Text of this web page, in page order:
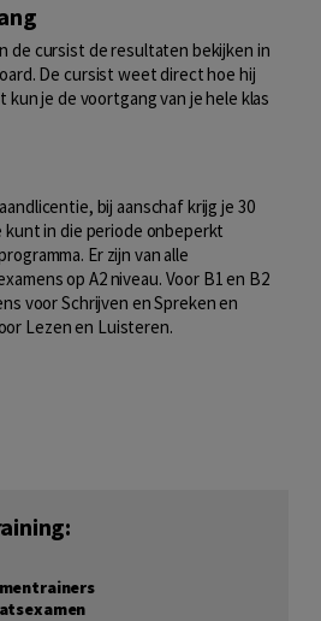
de cursist de resultaten bekijken in
De cursist weet direct hoe hij
je de voortgang van je hele klas
bij aanschaf krijg je 30
kunt in die periode onbeperkt
Er zijn van alle
op A2 niveau. Voor B1 en B2
voor Schrijven en Spreken en
Lezen en Luisteren.